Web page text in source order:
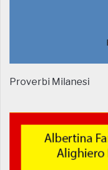
Proverbi Milanesi